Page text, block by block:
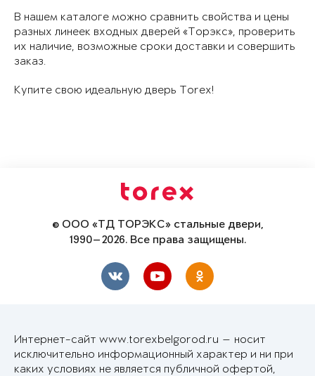
В нашем каталоге можно сравнить свойства и цены
разных линеек входных дверей «Торэкс», проверить
их наличие, возможные сроки доставки и совершить
заказ.
Купите свою идеальную дверь Torex!
© ООО «ТД ТОРЭКС» стальные двери,
1990—2026. Все права защищены.
Интернет-сайт www.torexbelgorod.ru — носит
исключительно информационный характер и ни при
каких условиях не является публичной офертой,